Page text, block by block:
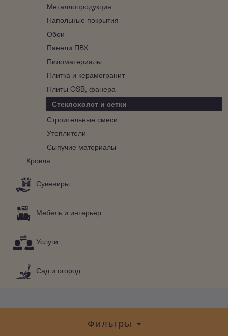
Металлопродукция
Напольные покрытия
Обои
Панели ПВХ
Пиломатериалы
Плитка и керамогранит
Плиты OSB, фанера
Стеклохолст и сетки
Строительные смеси
Утеплители
Сыпучие материалы
Кровля
Сувениры
Мебель и интерьер
Услуги
Сад и огород
Фильтры